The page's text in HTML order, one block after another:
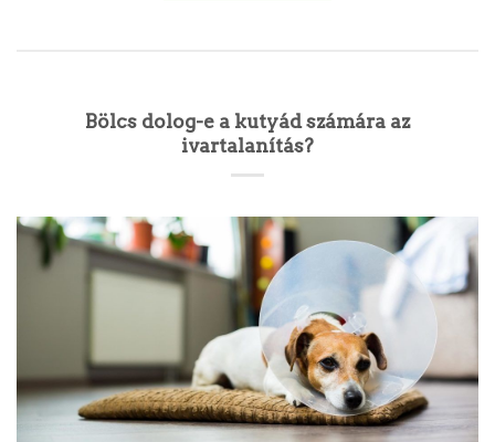
Bölcs dolog-e a kutyád számára az
ivartalanítás?